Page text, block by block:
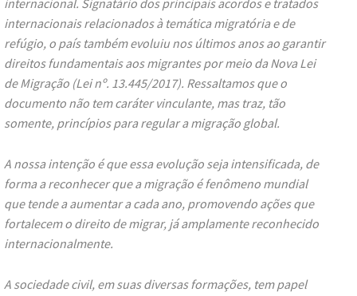
internacional. Signatário dos principais acordos e tratados
internacionais relacionados à temática migratória e de
refúgio, o país também evoluiu nos últimos anos ao garantir
direitos fundamentais aos migrantes por meio da Nova Lei
de Migração (Lei nº. 13.445/2017). Ressaltamos que o
documento não tem caráter vinculante, mas traz, tão
somente, princípios para regular a migração global.
A nossa intenção é que essa evolução seja intensificada, de
forma a reconhecer que a migração é fenômeno mundial
que tende a aumentar a cada ano, promovendo ações que
fortalecem o direito de migrar, já amplamente reconhecido
internacionalmente.
A sociedade civil, em suas diversas formações, tem papel